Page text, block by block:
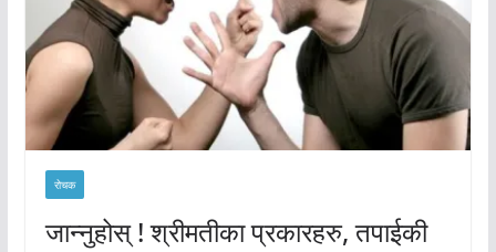
रोचक
जान्नुहोस् ! श्रीमतीका प्रकारहरु, तपाईकी